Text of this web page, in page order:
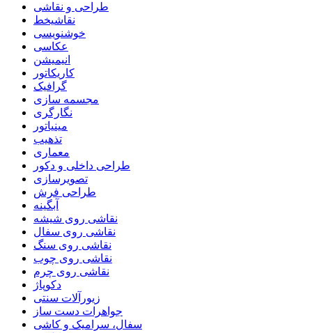
طراحی و نقاشی
نقاشیخط
خوشنویسی
عکاسی
انیمیشن
کاریکاتور
گرافیک
مجسمه سازی
نگارگری
مینیاتور
تذهیب
معماری
طراحی داخلی و دکور
تصویرسازی
طراحی فرش
آبگینه
نقاشی روی شیشه
نقاشی روی سفال
نقاشی روی سنگ
نقاشی روی چوب
نقاشی روی چرم
دکوپاژ
زیورآلات سنتی
جواهرات دست ساز
سفال، سرامیک و کاشی